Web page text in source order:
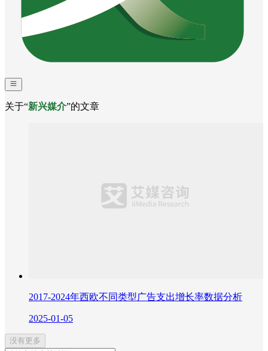
关于“新兴媒介”的文章
2017-2024年西欧不同类型广告支出增长率数据分析
2025-01-05
没有更多